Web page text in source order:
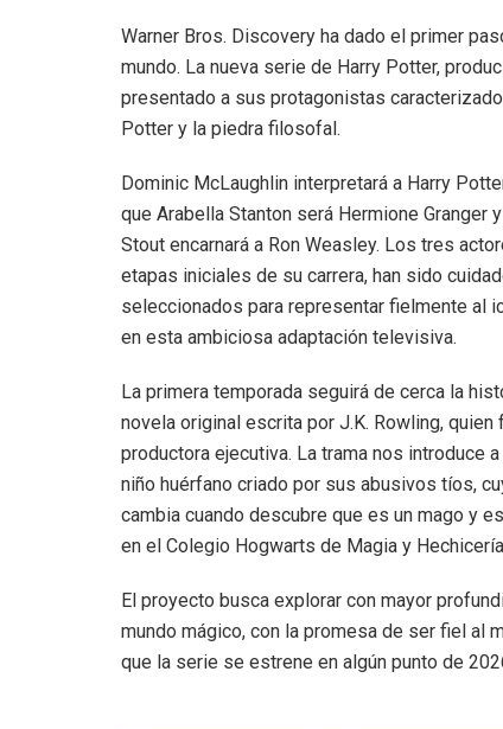
Warner Bros. Discovery ha dado el primer
mundo. La nueva serie de Harry Potter,
presentado a sus protagonistas
Potter y la piedra filosofal.
Dominic McLaughlin interpretará a Harry
que Arabella Stanton será Hermione Granger
Stout encarnará a Ron Weasley. Los tres
etapas iniciales de su carrera, han sido
seleccionados para representar fielmente al
en esta ambiciosa adaptación televisiva.
La primera temporada seguirá de cerca la
novela original escrita por J.K. Rowling, quien
productora ejecutiva. La trama nos introduce a
niño huérfano criado por sus abusivos tíos,
cambia cuando descubre que es un mago y
en el Colegio Hogwarts de Magia y
El proyecto busca explorar con mayor
mundo mágico, con la promesa de ser fiel al
que la serie se estrene en algún punto de